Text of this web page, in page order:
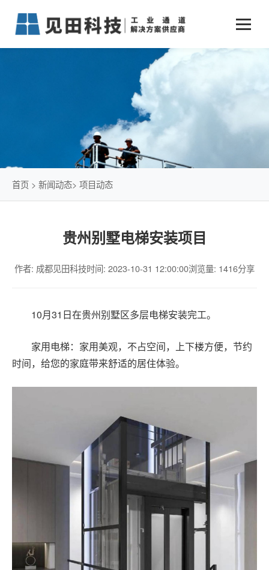
业务中心
仓储物流通道解决方案
智能立体库解决方案
简易升降机解决方案
新闻动态 +
传统仓储物流
石油化工行业
发展历程
首页 > 新闻动态> 项目动态
贵州别墅电梯安装项目
作者: 成都见田科技时间: 2023-10-31 12:00:00浏览量: 1416分享
10月31日在贵州别墅区多层电梯安装完工。
家用电梯：家用美观，不占空间，上下楼方便，节约
时间，给您的家庭带来舒适的居住体验。